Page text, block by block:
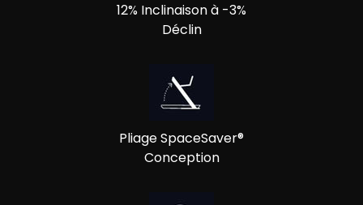
12% Inclinaison à -3%
Déclin
Pliage SpaceSaver®
Conception